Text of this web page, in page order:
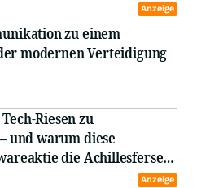
Anzeige
zu einem
modernen Verteidigung
Riesen zu
und warum diese
die Achillesferse
Anzeige